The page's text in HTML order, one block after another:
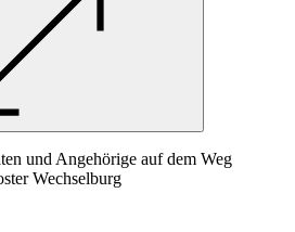
und Angehörige auf dem Weg
Wechselburg